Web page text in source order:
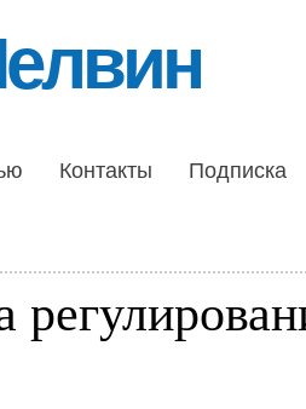
Контакты Подписка